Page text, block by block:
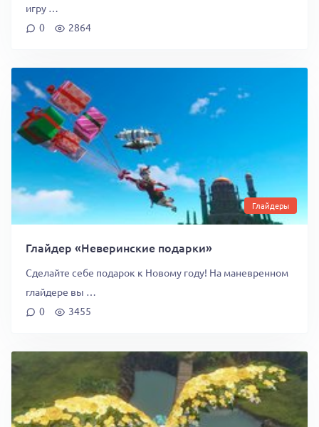
игру …
0
2864
Глайдеры
Глайдер «Неверинские подарки»
Сделайте себе подарок к Новому году! На маневренном
глайдере вы …
0
3455